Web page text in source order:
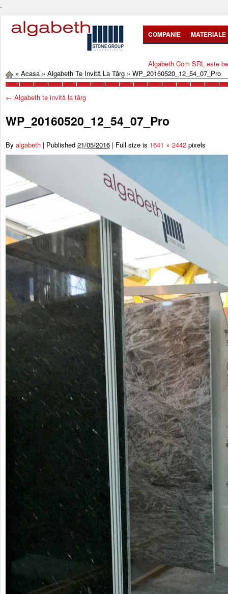
.
COMPANIE MATERIALE
Algabeth Com SRL este
» Acasa » Algabeth Te Invită La Târg » WP_20160520_12_54_07_Pro
← Algabeth te invită la târg
WP_20160520_12_54_07_Pro
By algabeth | Published 21/05/2016 | Full size is 1641 × 2442 pixels